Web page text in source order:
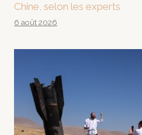
Chine, selon les experts
6 août 2026